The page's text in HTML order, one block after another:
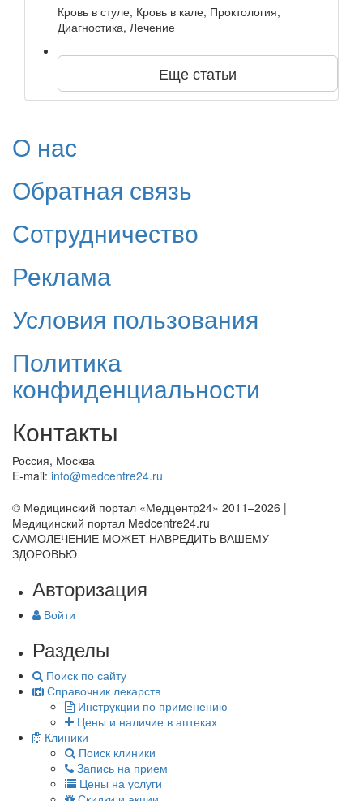
Кровь в стуле, Кровь в кале, Проктология,
Диагностика, Лечение
Еще статьи
О нас
Обратная связь
Сотрудничество
Реклама
Условия пользования
Политика
конфиденциальности
Контакты
Россия, Москва
E-mail: info@medcentre24.ru
© Медицинский портал «Медцентр24» 2011–2026 |
Медицинский портал Medcentre24.ru
САМОЛЕЧЕНИЕ МОЖЕТ НАВРЕДИТЬ ВАШЕМУ
ЗДОРОВЬЮ
Авторизация
Войти
Разделы
Поиск по сайту
Справочник лекарств
Инструкции по применению
Цены и наличие в аптеках
Клиники
Поиск клиники
Запись на прием
Цены на услуги